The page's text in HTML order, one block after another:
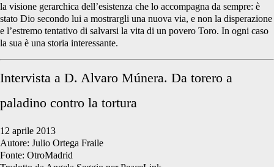
la visione gerarchica dell’esistenza che lo accompagna da sempre: è
stato Dio secondo lui a mostrargli una nuova via, e non la disperazione
e l’estremo tentativo di salvarsi la vita di un povero Toro. In ogni caso
la sua è una storia interessante.
Intervista a D. Alvaro Múnera. Da torero a
paladino contro la tortura
12 aprile 2013
Autore: Julio Ortega Fraile
Fonte: OtroMadrid